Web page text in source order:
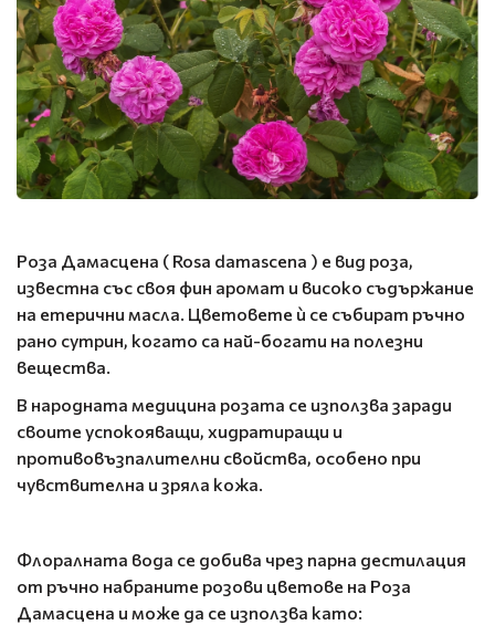
Роза Дамасцена ( Rosa damascena ) е вид роза,
известна със своя фин аромат и високо съдържание
на етерични масла. Цветовете ѝ се събират ръчно
рано сутрин, когато са най-богати на полезни
вещества.
В народната медицина розата се използва заради
своите успокояващи, хидратиращи и
противовъзпалителни свойства, особено при
чувствителна и зряла кожа.
Флоралната вода се добива чрез парна дестилация
от ръчно набраните розови цветове на Роза
Дамасцена и може да се използва като: